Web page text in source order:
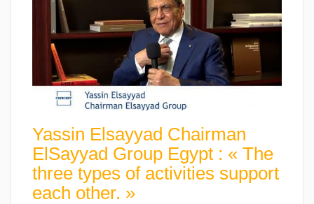
Yassin Elsayyad Chairman
ElSayyad Group Egypt : « The
three types of activities support
each other. »